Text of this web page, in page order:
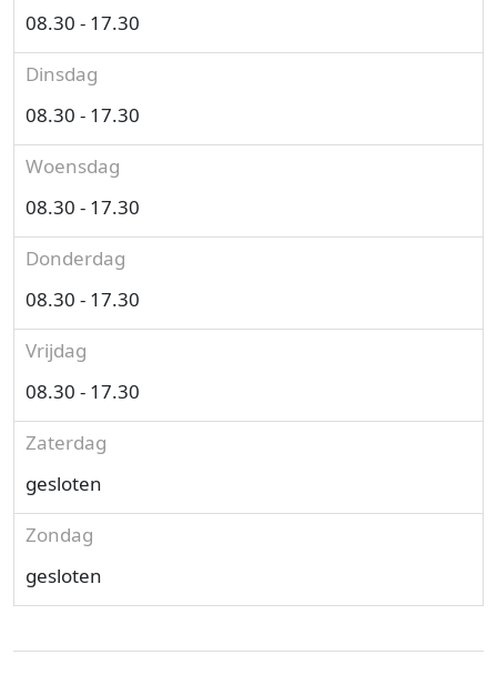
08.30 - 17.30
Dinsdag
08.30 - 17.30
Woensdag
08.30 - 17.30
Donderdag
08.30 - 17.30
Vrijdag
08.30 - 17.30
Zaterdag
gesloten
Zondag
gesloten